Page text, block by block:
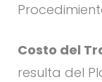
Costo del
resulta del